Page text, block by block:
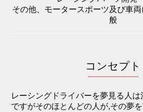
その他、モータースポーツ及び車
般
コンセプト
レーシングドライバーを夢見る人は
ですがそのほとんどの人が,その夢